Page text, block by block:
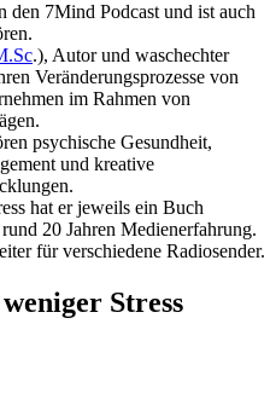
den 7Mind Podcast und ist auch
.), Autor und waschechter
Veränderungsprozesse von
im Rahmen von
psychische Gesundheit,
und kreative
hat er jeweils ein Buch
20 Jahren Medienerfahrung.
für verschiedene Radiosender.
Stress